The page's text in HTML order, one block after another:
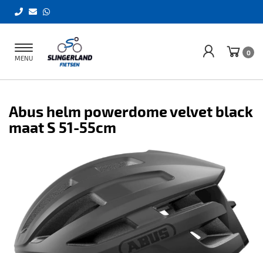
Toggle
navigation
MENU
0
Abus helm powerdome velvet black
maat S 51-55cm